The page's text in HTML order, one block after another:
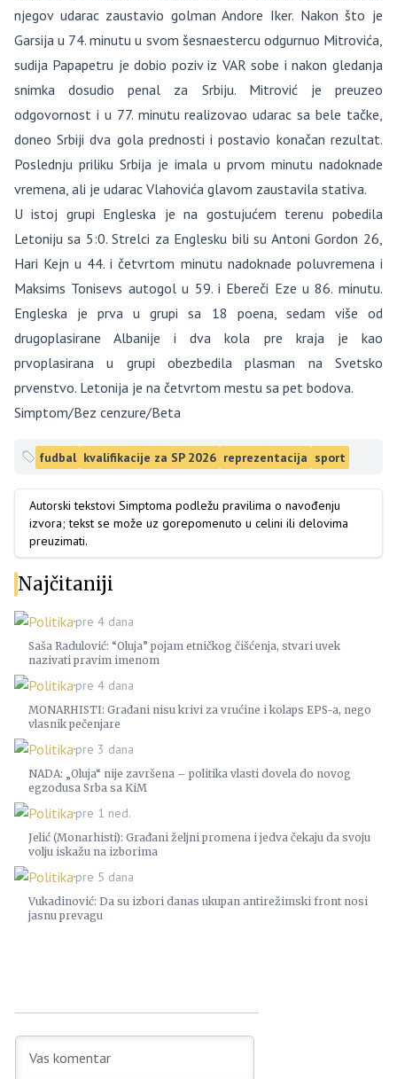
njegov udarac zaustavio golman Andore Iker. Nakon što je
Garsija u 74. minutu u svom šesnaestercu odgurnuo Mitrovića,
sudija Papapetru je dobio poziv iz VAR sobe i nakon gledanja
snimka dosudio penal za Srbiju. Mitrović je preuzeo
odgovornost i u 77. minutu realizovao udarac sa bele tačke,
doneo Srbiji dva gola prednosti i postavio konačan rezultat.
Poslednju priliku Srbija je imala u prvom minutu nadoknade
vremena, ali je udarac Vlahovića glavom zaustavila stativa.
U istoj grupi Engleska je na gostujućem terenu pobedila
Letoniju sa 5:0. Strelci za Englesku bili su Antoni Gordon 26,
Hari Kejn u 44. i četvrtom minutu nadoknade poluvremena i
Maksims Tonisevs autogol u 59. i Ebereči Eze u 86. minutu.
Engleska je prva u grupi sa 18 poena, sedam više od
drugoplasirane Albanije i dva kola pre kraja je kao
prvoplasirana u grupi obezbedila plasman na Svetsko
prvenstvo. Letonija je na četvrtom mestu sa pet bodova.
Simptom/Bez cenzure/Beta
fudbal kvalifikacije za SP 2026 reprezentacija sport
Autorski tekstovi Simptoma podležu pravilima o navođenju
izvora; tekst se može uz gorepomenuto u celini ili delovima
preuzimati.
Najčitaniji
Politikapre 4 dana
Saša Radulović: “Oluja” pojam etničkog čišćenja, stvari uvek
nazivati pravim imenom
Politikapre 4 dana
MONARHISTI: Građani nisu krivi za vrućine i kolaps EPS-a, nego
vlasnik pečenjare
Politikapre 3 dana
NADA: „Oluja“ nije završena – politika vlasti dovela do novog
egzodusa Srba sa KiM
Politikapre 1 ned.
Jelić (Monarhisti): Građani željni promena i jedva čekaju da svoju
volju iskažu na izborima
Politikapre 5 dana
Vukadinović: Da su izbori danas ukupan antirežimski front nosi
jasnu prevagu